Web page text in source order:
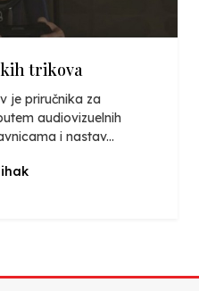
trikova
je priručnika za
audiovizuelnih
i nastav...